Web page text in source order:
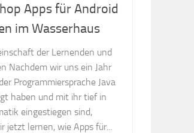
Apps für Android
im Wasserhaus
der Lernenden und
Nachdem wir uns ein Jahr
Programmiersprache Java
haben und mit ihr tief in
eingestiegen sind,
jetzt lernen, wie Apps für...